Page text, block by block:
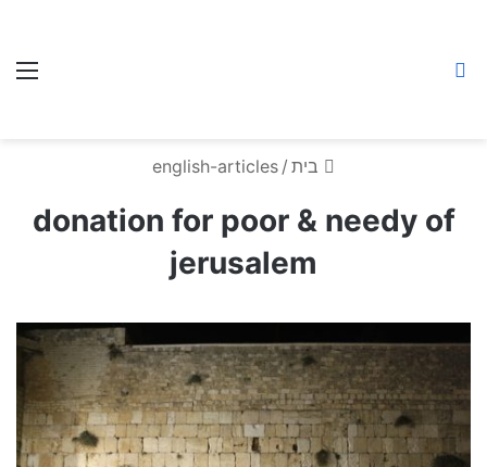
בית /
english-articles
donation for poor & needy of
jerusalem